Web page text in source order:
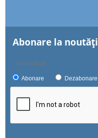
Abonare la noutăţi
Abonare Dezabonare